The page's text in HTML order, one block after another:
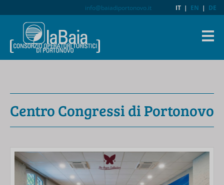
info@baiadiportonovo.it IT | EN | DE
Centro Congressi di Portonovo